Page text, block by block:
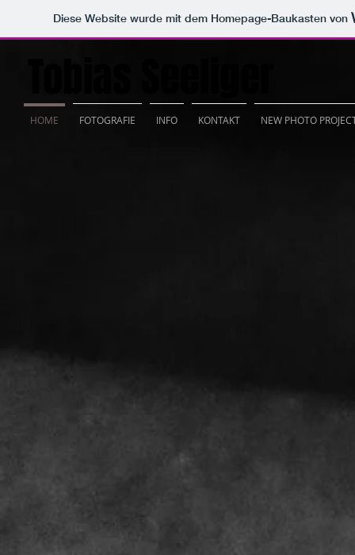
Diese Website wurde mit dem Homepage-Baukasten von
HOME FOTOGRAFIE INFO KONTAKT NEW PHOTO